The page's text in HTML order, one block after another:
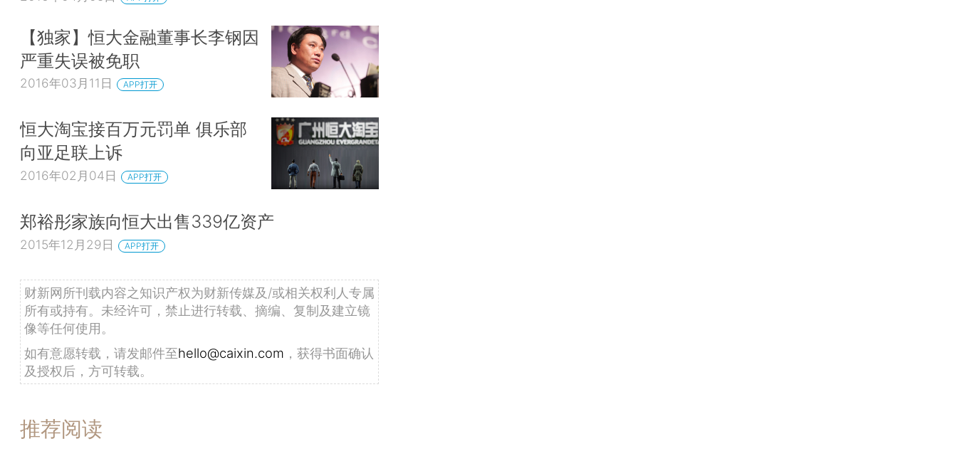
【独家】恒大金融董事长李钢因
严重失误被免职
2016年03月11日 APP打开
恒大淘宝接百万元罚单 俱乐部
向亚足联上诉
2016年02月04日 APP打开
郑裕彤家族向恒大出售339亿资产
2015年12月29日 APP打开
财新网所刊载内容之知识产权为财新传媒及/或相关权利人专属
所有或持有。未经许可，禁止进行转载、摘编、复制及建立镜
像等任何使用。
如有意愿转载，请发邮件至hello@caixin.com ，获得书面确认
及授权后，方可转载。
推荐阅读